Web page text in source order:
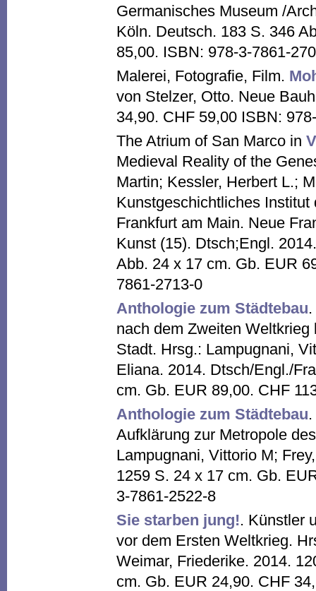
Germanisches Museum /
Köln. Deutsch. 183 S. 346
85,00. ISBN: 978-3-7861-
Malerei, Fotografie, Film.
von Stelzer, Otto. Neue
34,90. CHF 59,00 ISBN:
The Atrium of San Marco in
Medieval Reality of the
Martin; Kessler, Herbert L.;
Kunstgeschichtliches
Frankfurt am Main. Neue
Kunst (15). Dtsch;Engl.
Abb. 24 x 17 cm. Gb. EUR
7861-2713-0
Anthologie zum Städtebau
nach dem Zweiten
Stadt. Hrsg.: Lampugnani,
Eliana. 2014. Dtsch/Engl./
cm. Gb. EUR 89,00. CHF
Anthologie zum Städtebau
Aufklärung zur Metropole
Lampugnani, Vittorio M;
1259 S. 24 x 17 cm. Gb.
3-7861-2522-8
Sie starben jung!. Künstler
vor dem Ersten Weltkrieg.
Weimar, Friederike. 2014.
cm. Gb. EUR 24,90. CHF